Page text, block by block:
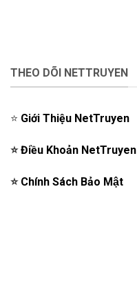
THEO DÕI NETTRUYEN
⭐️ Giới Thiệu NetTruyen
⭐️Điều Khoản NetTruyen
⭐️ Chính Sách Bảo Mật